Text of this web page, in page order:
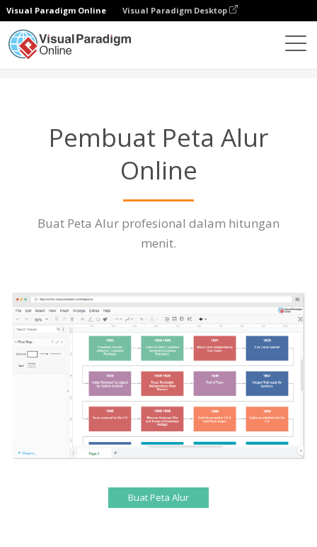
Visual Paradigm Online Visual Paradigm Desktop
Pembuat Peta Alur
Online
Buat Peta Alur profesional dalam hitungan
menit.
Buat Peta Alur